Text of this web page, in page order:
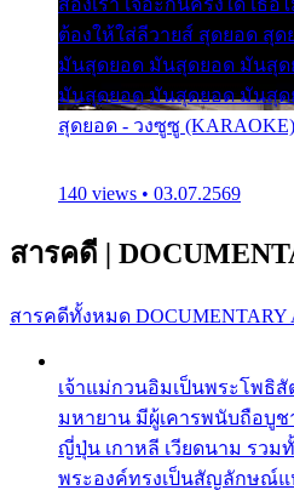
ต้องให้ใส่ลีวายส์ สุดยอด สุ
มันสุดยอด มันสุดยอด มันสุ
มันสุดยอด มันสุดยอด มันสุ
สุดยอด - วงซูซู (KARAOKE)
140 views • 03.07.2569
สารคดี |
สารคดีทั้งหมด DOCUMENTARY
เจ้าแม่กวนอิมเป็นพระโพธิ
มหายาน มีผู้เคารพนับถือบูช
ญี่ปุ่น เกาหลี เวียดนาม รวม
พระองค์ทรงเป็นสัญลักษณ์แ